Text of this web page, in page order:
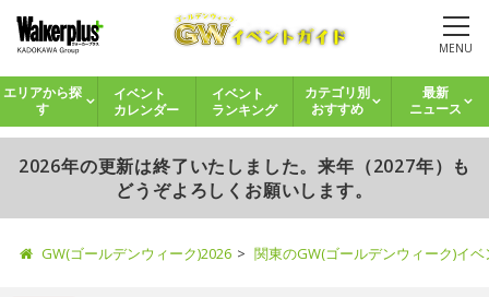
MENU
エリアから探
す
イベント
カレンダー
イベント
ランキング
カテゴリ別
おすすめ
最新
ニュース
2026年の更新は終了いたしました。来年（2027年）も
どうぞよろしくお願いします。
GW(ゴールデンウィーク)2026 関東のGW(ゴールデンウィーク)イ